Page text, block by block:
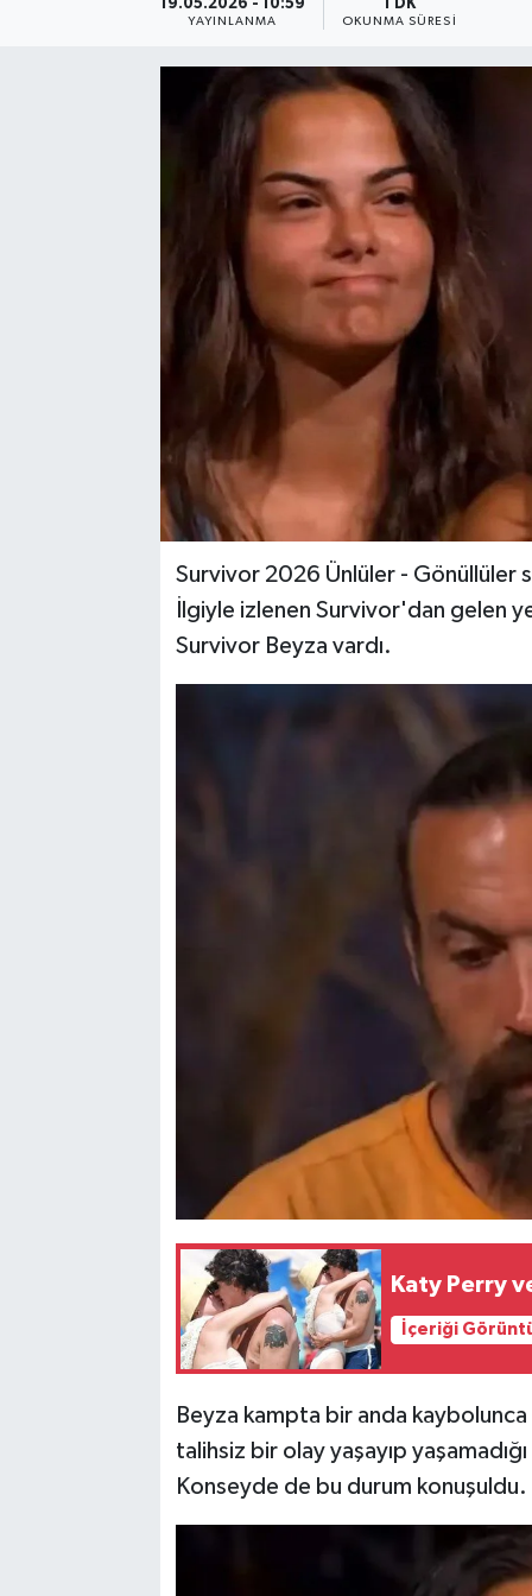
19.05.2026 - 10:59
YAYINLANMA
1 DK
OKUNMA SÜRESI
Survivor 2026 Ünlüler - Gönüllüler
İlgiyle izlenen Survivor'dan gelen
Survivor Beyza vardı.
Katy Perry
İçeriği
Beyza kampta bir anda kaybolunca
talihsiz bir olay yaşayıp
Konseyde de bu durum konuşuldu.